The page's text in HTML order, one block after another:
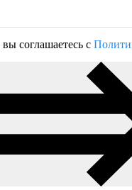
соглашаетесь с